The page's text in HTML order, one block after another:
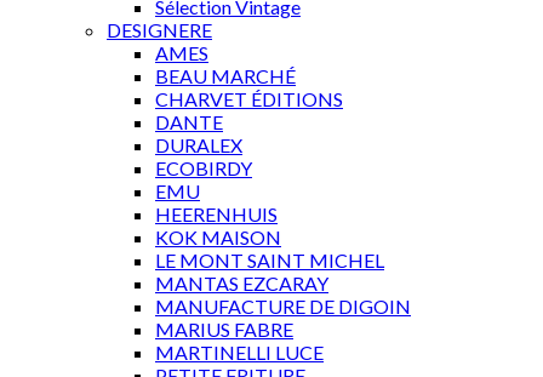
Sélection Vintage
DESIGNERE
AMES
BEAU MARCHÉ
CHARVET ÉDITIONS
DANTE
DURALEX
ECOBIRDY
EMU
HEERENHUIS
KOK MAISON
LE MONT SAINT MICHEL
MANTAS EZCARAY
MANUFACTURE DE DIGOIN
MARIUS FABRE
MARTINELLI LUCE